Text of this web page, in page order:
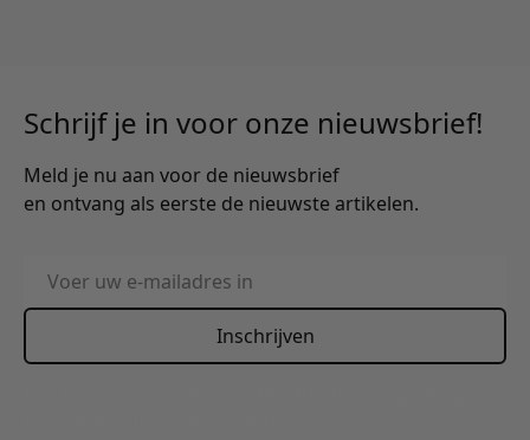
Schrijf je in voor onze nieuwsbrief!
Meld je nu aan voor de nieuwsbrief
en ontvang als eerste de nieuwste artikelen.
E-mailadres
Inschrijven